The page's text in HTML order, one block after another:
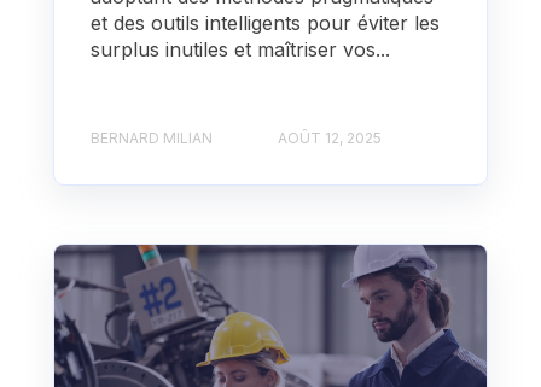
et des outils intelligents pour éviter les
surplus inutiles et maîtriser vos...
BERNARD MILIAN AOÛT 12, 2025